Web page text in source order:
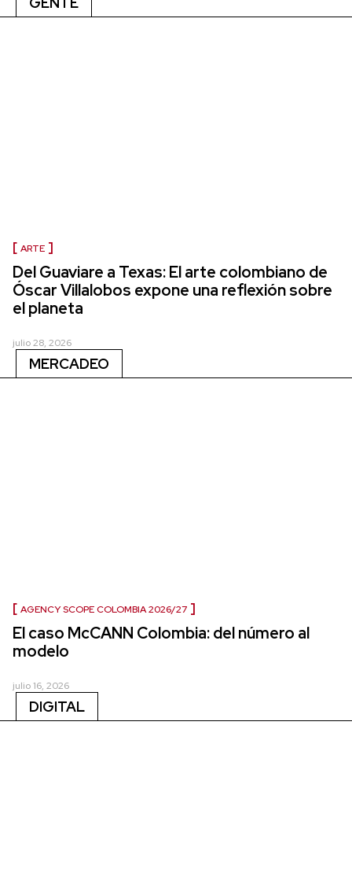
ARTE
Del Guaviare a Texas: El arte colombiano de
Óscar Villalobos expone una reflexión sobre
el planeta
julio 28, 2026
MERCADEO
AGENCY SCOPE COLOMBIA 2026/27
El caso McCANN Colombia: del número al
modelo
julio 16, 2026
DIGITAL